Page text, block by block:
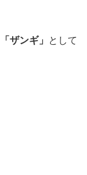
「ザンギ」
として